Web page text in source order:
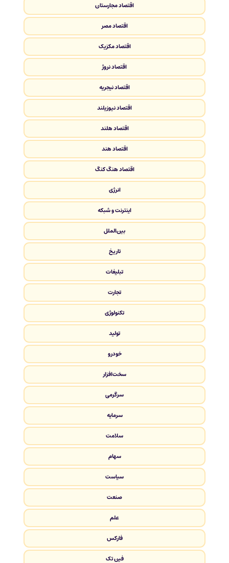
اقتصاد مجارستان
اقتصاد مصر
اقتصاد مکزیک
اقتصاد نروژ
اقتصاد نیجریه
اقتصاد نیوزیلند
اقتصاد هلند
اقتصاد هند
اقتصاد هنگ کنگ
انرژی
اینترنت و شبکه
بین‌الملل
تاریخ
تبلیغات
تجارت
تکنولوژی
تولید
خودرو
سخت‌افزار
سرگرمی
سرمایه
سلامت
سهام
سیاست
صنعت
علم
فارکس
فین تک